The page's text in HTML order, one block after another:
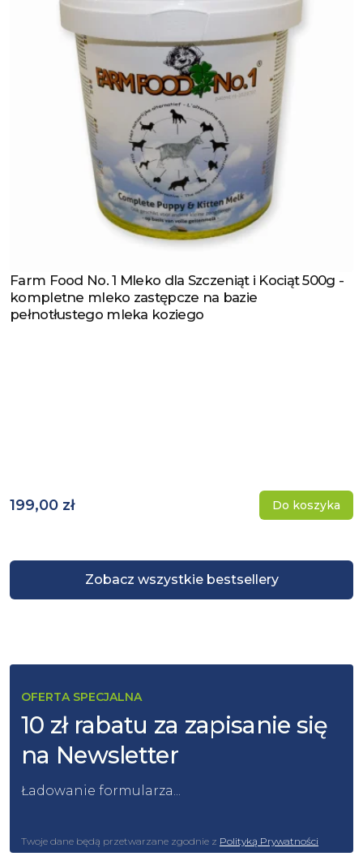
Zobacz wszystkie bestsellery
Zobacz produkt
Farm Food No. 1 Mleko dla Szczeniąt i Kociąt 500g -
kompletne mleko zastępcze na bazie
pełnotłustego mleka koziego
199,00 zł Do koszyka
OFERTA SPECJALNA
10 zł rabatu za zapisanie się
na Newsletter
Ładowanie formularza...
Twoje dane będą przetwarzane zgodnie z Polityką Prywatności